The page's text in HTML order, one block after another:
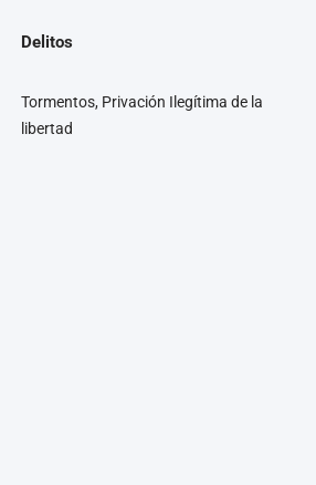
Delitos
Tormentos, Privación Ilegítima de la
libertad